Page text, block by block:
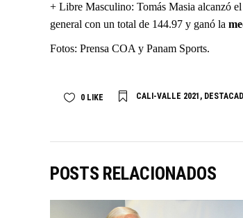
+ Libre Masculino: Tomás Masia alcanzó
general con un total de 144.97 y ganó la
Fotos: Prensa COA y Panam Sports.
0 LIKE CALI-VALLE 2021 ,
POSTS RELACIONADOS